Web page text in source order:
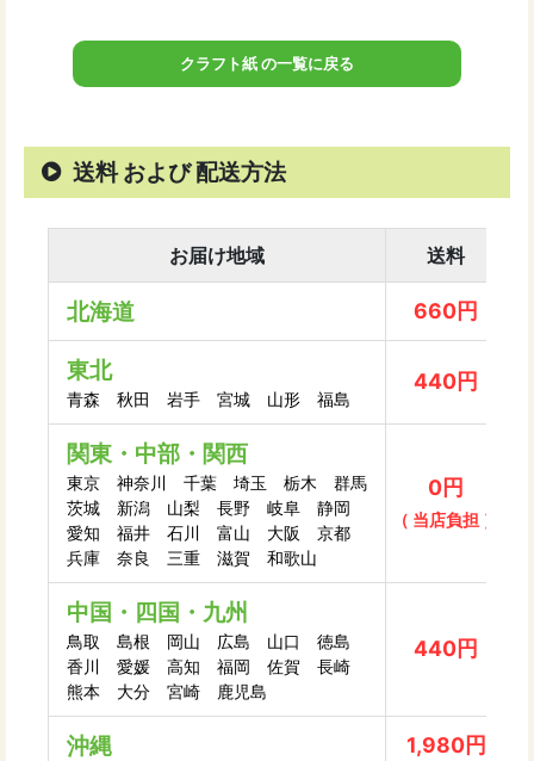
クラフト紙 の一覧に戻る
送料 および 配送方法
お届け地域 送料
北海道 660円
東北
青森 秋田 岩手 宮城 山形 福島
440円
関東・中部・関西
東京 神奈川 千葉 埼玉 栃木 群馬
茨城 新潟 山梨 長野 岐阜 静岡
愛知 福井 石川 富山 大阪 京都
兵庫 奈良 三重 滋賀 和歌山
0円
（ 当店負担 ）
中国・四国・九州
鳥取 島根 岡山 広島 山口 徳島
香川 愛媛 高知 福岡 佐賀 長崎
熊本 大分 宮崎 鹿児島
440円
沖縄 1,980円